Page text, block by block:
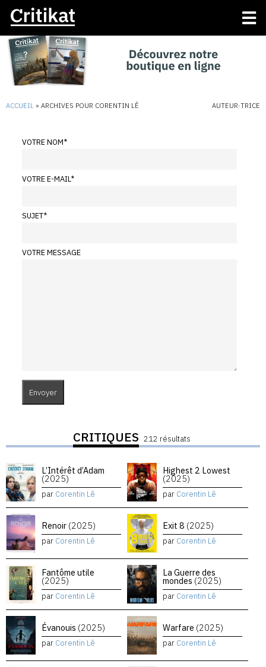
ACCUEIL » ARCHIVES POUR CORENTIN LÊ AUTEUR·TRICE
VOTRE NOM*
VOTRE E-MAIL*
SUJET*
VOTRE MESSAGE
CRITIQUES 212 résultats
L’Intérêt d’Adam
(2025)
par Corentin Lê
Highest 2 Lowest
(2025)
par Corentin Lê
Renoir (2025)
par Corentin Lê
Exit 8 (2025)
par Corentin Lê
Fantôme utile
(2025)
par Corentin Lê
La Guerre des
mondes (2025)
par Corentin Lê
Évanouis (2025)
par Corentin Lê
Warfare (2025)
par Corentin Lê